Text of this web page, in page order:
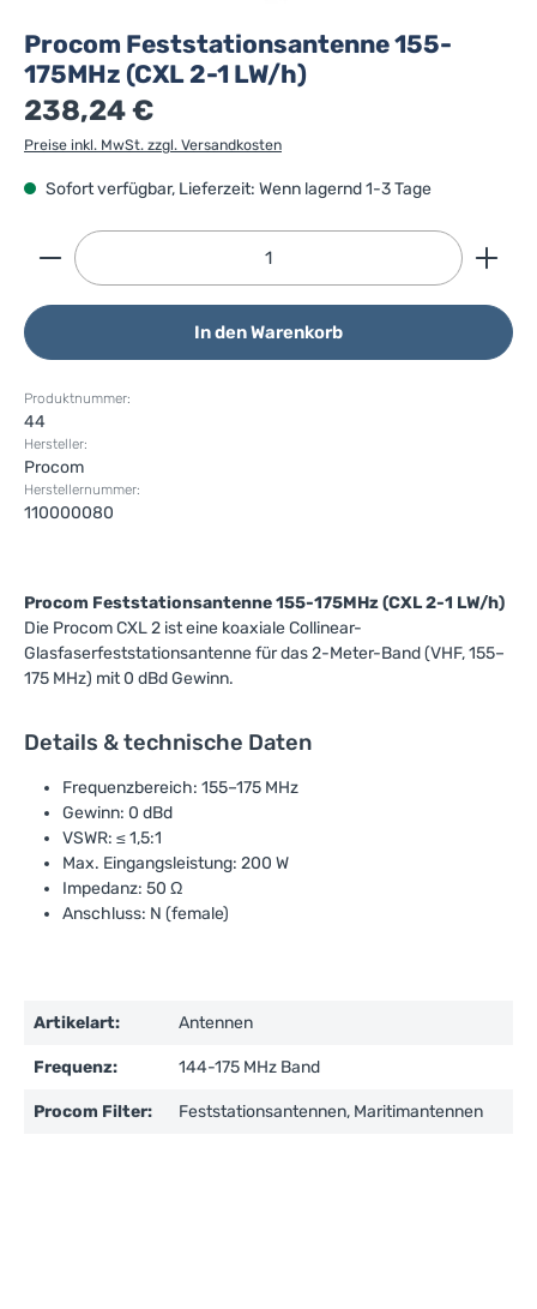
Procom Feststationsantenne 155-
175MHz (CXL 2-1 LW/h)
238,24 €
Preise inkl. MwSt. zzgl. Versandkosten
Sofort verfügbar, Lieferzeit: Wenn lagernd 1-3 Tage
Produkt Anzahl: Gib den gewünschten Wert ein
In den Warenkorb
Produktnummer:
44
Hersteller:
Procom
Herstellernummer:
110000080
Procom Feststationsantenne 155-175MHz (CXL 2-1 LW/h)
Die Procom CXL 2 ist eine koaxiale Collinear-
Glasfaserfeststationsantenne für das 2-Meter-Band (VHF, 155–
175 MHz) mit 0 dBd Gewinn.
Details & technische Daten
Frequenzbereich: 155–175 MHz
Gewinn: 0 dBd
VSWR: ≤ 1,5:1
Max. Eingangsleistung: 200 W
Impedanz: 50 Ω
Anschluss: N (female)
Artikelart: Antennen
Frequenz: 144-175 MHz Band
Procom Filter: Feststationsantennen, Maritimantennen